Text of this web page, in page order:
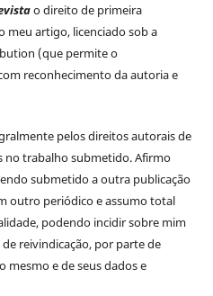
o direito de primeira
meu artigo, licenciado sob a
(que permite o
reconhecimento da autoria e
pelos direitos autorais de
no trabalho submetido.Afirmo
submetido a outra publicação
outro periódico e assumo total
podendo incidir sobre mim
reivindicação, por parte de
mesmoe de seus dados e